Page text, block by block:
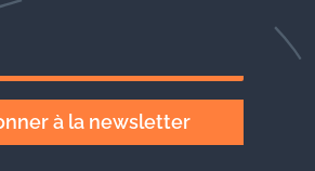
à la newsletter